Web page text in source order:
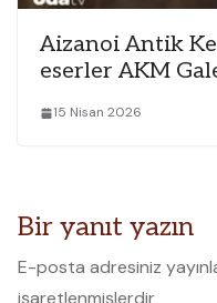
Aizanoi Antik
eserler AKM
15 Nisan 2026
Bir yanıt yazın
E-posta adresiniz